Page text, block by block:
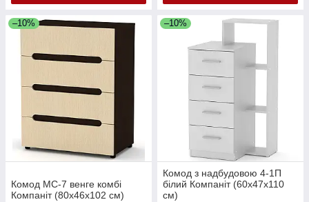
–10%
Комод МС-7 венге комбі
Компаніт (80х46х102 см)
–10%
Комод з надбудовою 4-1П
білий Компаніт (60х47х110
см)